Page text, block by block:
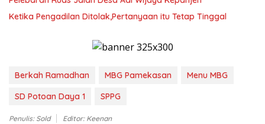
Ketika Pengadilan Ditolak,Pertanyaan itu Tetap Tinggal
Berkah Ramadhan MBG Pamekasan
Menu MBG
SD Potoan Daya 1
SPPG
Penulis: Sold Editor: Keenan